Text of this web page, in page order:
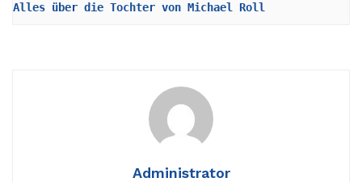
Alles über die Tochter von Michael Roll
Administrator